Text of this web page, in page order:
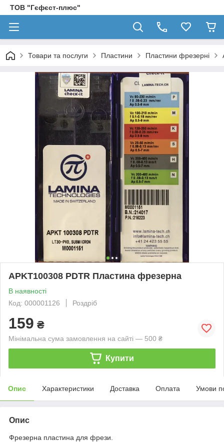
ТОВ "Гєфєст-плюс"
Товари та послуги Пластини Пластини фрезерні
APKT100308 PDTR Пластина фрезерна
В наявності
Код: 000001126
Роздріб
159 ₴
Мінімальна сума замовлення на сайті — 500 ₴
Купити
Опис Характеристики Доставка Оплата Умови
Опис
Фрезерна пластина для фрези.